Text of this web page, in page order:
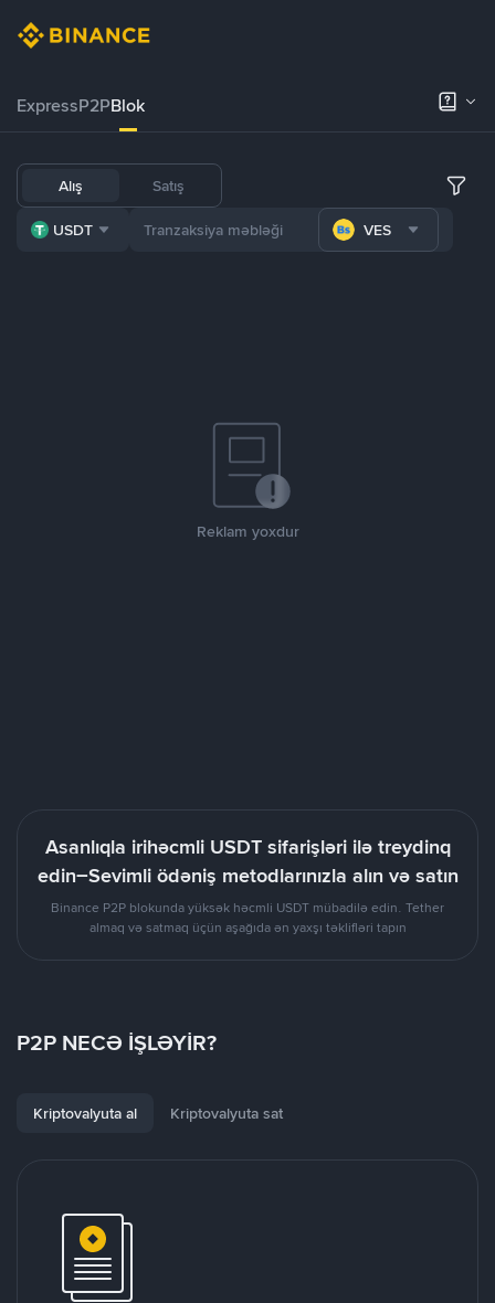
ExpressP2PBlok
Alış Satış
USDT VES
Reklam yoxdur
Asanlıqla irihəcmli USDT sifarişləri ilə treydinq
edin–Sevimli ödəniş metodlarınızla alın və satın
Binance P2P blokunda yüksək həcmli USDT mübadilə edin. Tether
almaq və satmaq üçün aşağıda ən yaxşı təklifləri tapın
P2P NECƏ İŞLƏYİR?
Kriptovalyuta al Kriptovalyuta sat